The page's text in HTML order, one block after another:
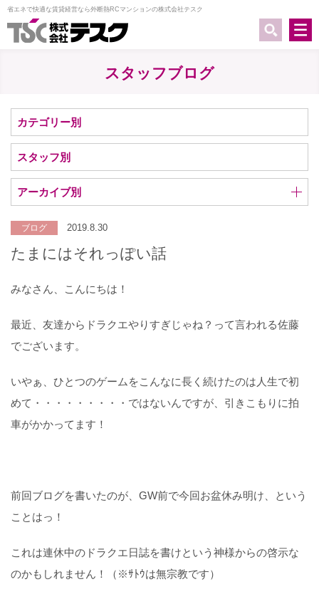
省エネで快適な賃貸経営なら外断熱RCマンションの株式会社テスク
スタッフブログ
カテゴリー別
スタッフ別
アーカイブ別
ブログ 2019.8.30
たまにはそれっぽい話
みなさん、こんにちは！
最近、友達からドラクエやりすぎじゃね？って言われる佐藤
でございます。
いやぁ、ひとつのゲームをこんなに長く続けたのは人生で初
めて・・・・・・・・・ではないんですが、引きこもりに拍
車がかかってます！
前回ブログを書いたのが、GW前で今回お盆休み明け、という
ことはっ！
これは連休中のドラクエ日誌を書けという神様からの啓示な
のかもしれません！（※ｻﾄｳは無宗教です）